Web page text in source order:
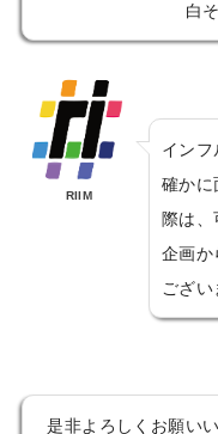
白
RIIM
インフ
確かに
際は、
企画か
ござい
是非よろしくお願い